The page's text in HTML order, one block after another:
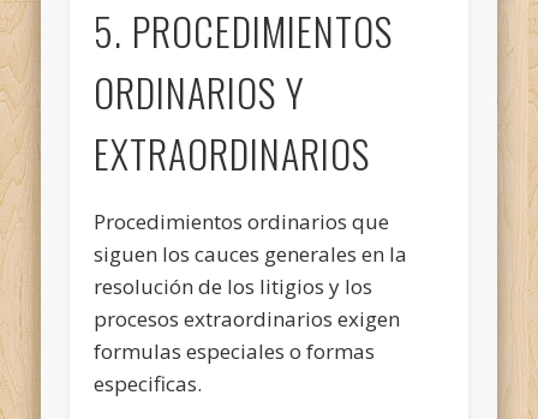
5. PROCEDIMIENTOS
ORDINARIOS Y
EXTRAORDINARIOS
Procedimientos ordinarios que
siguen los cauces generales en la
resolución de los litigios y los
procesos extraordinarios exigen
formulas especiales o formas
especificas.